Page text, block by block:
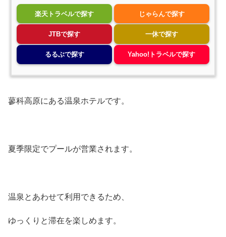
楽天トラベルで探す じゃらんで探す
JTBで探す 一休で探す
るるぶで探す Yahoo!トラベルで探す
蓼科高原にある温泉ホテルです。
夏季限定でプールが営業されます。
温泉とあわせて利用できるため、
ゆっくりと滞在を楽しめます。